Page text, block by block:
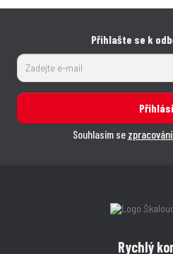
Přihlašte se k
Souhlasím se
Rychlý